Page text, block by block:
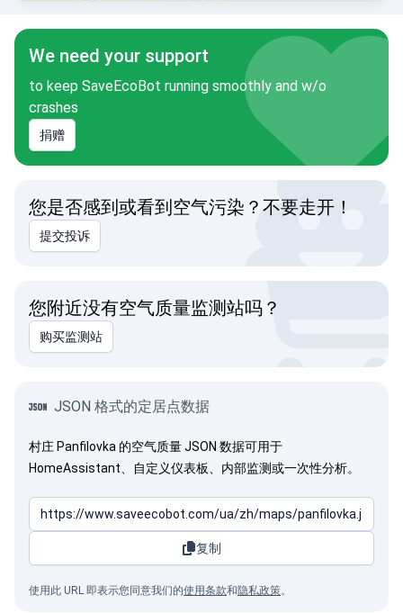
We need your support
to keep SaveEcoBot running smoothly and w/o
crashes
捐赠
您是否感到或看到空气污染？不要走开！
提交投诉
您附近没有空气质量监测站吗？
购买监测站
JSON 格式的定居点数据
村庄 Panfilovka 的空气质量 JSON 数据可用于
HomeAssistant、自定义仪表板、内部监测或一次性分析。
复制
使用此 URL 即表示您同意我们的使用条款和隐私政策。